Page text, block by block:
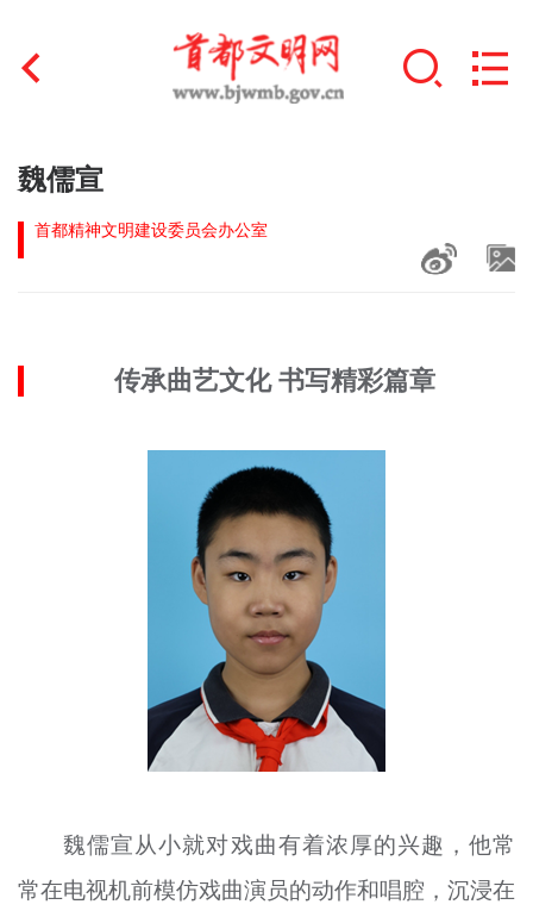
首页
文明创建
未成年人思想道德建设
北京宣传文化引导基金
魏儒宣
首都精神文明建设委员会办公室
传承曲艺文化 书写精彩篇章
魏儒宣从小就对戏曲有着浓厚的兴趣，他常
常在电视机前模仿戏曲演员的动作和唱腔，沉浸在